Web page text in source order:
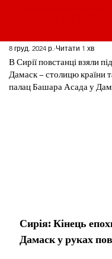
В Сирії повстанці взяли
Дамаск – столицю країни
палац Башара Асада у
8 груд. 2024 р. Читати 1 хв
Сирія: Кінець
Дамаск у руках